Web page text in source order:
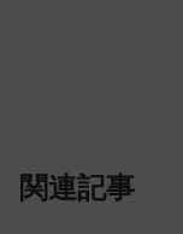
関連記事